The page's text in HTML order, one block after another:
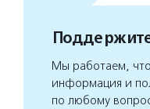
Мы работаем,
информация и
по любому